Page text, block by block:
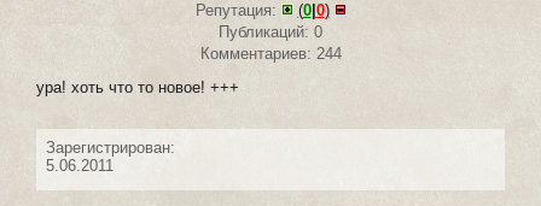
Репутация:
(0| 0)
Публикаций: 0
Комментариев: 244
ура! хоть что то новое! +++
Зарегистрирован:
5.06.2011